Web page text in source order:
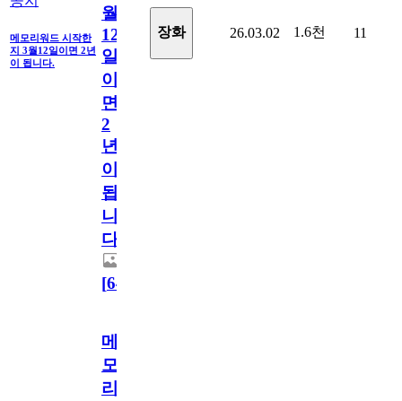
메모리워드 시작한
지 3월12일이면 2년
이 됩니다.
월
12
일
이
면
2
년
이
됩
니
다.
[64
장화 26.03.02 1.6천 11
메
모
리